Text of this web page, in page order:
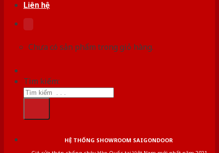
Liên hệ
Chưa có sản phẩm trong giỏ hàng.
Tìm kiếm:
HỆ THỐNG SHOWROOM SAIGONDOOR